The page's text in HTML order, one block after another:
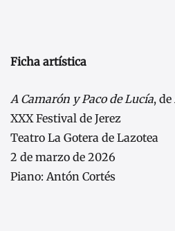
Ficha artística
A Camarón y Paco de Lucía,
XXX Festival de Jerez
Teatro La Gotera de Lazotea
2 de marzo de 2026
Piano: Antón Cortés